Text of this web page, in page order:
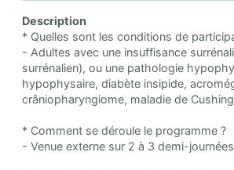
Description
* Quelles sont les conditions de
- Adultes avec une insuffisance
surrénalien), ou une pathologie
hypophysaire, diabète insipide,
crâniopharyngiome, maladie de
* Comment se déroule le programme ?
- Venue externe sur 2 à 3 demi-journées